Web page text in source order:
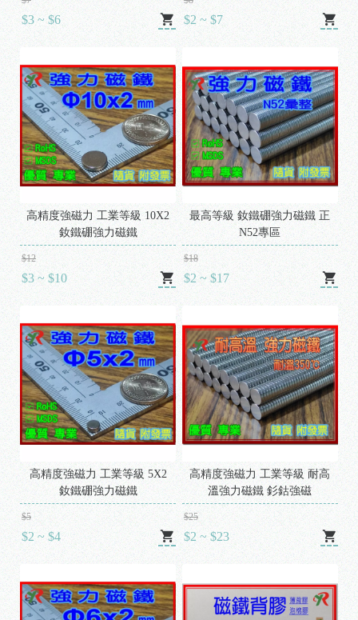
$3 ~ $6 $2 ~ $7
高精度強磁力 工業等級 10X2
釹鐵硼強力磁鐵
$12
$3 ~ $10
最高等級 釹鐵硼強力磁鐵 正
N52專區
$18
$2 ~ $17
高精度強磁力 工業等級 5X2
釹鐵硼強力磁鐵
$5
$2 ~ $4
高精度強磁力 工業等級 耐高
溫強力磁鐵 釤鈷強磁
$25
$2 ~ $23